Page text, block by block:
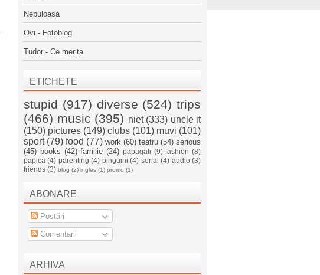
Nebuloasa
Ovi - Fotoblog
Tudor - Ce merita
ETICHETE
stupid (917) diverse (524) trips
(466) music (395) niet (333) uncle it
(150) pictures (149) clubs (101) muvi (101)
sport (79) food (77) work (60) teatru (54) serious
(45) books (42) familie (24) papagali (9) fashion (8)
papica (4) parenting (4) pinguini (4) serial (4) audio (3)
friends (3) blog (2) ingles (1) promo (1)
ABONARE
Postări
Comentarii
ARHIVA